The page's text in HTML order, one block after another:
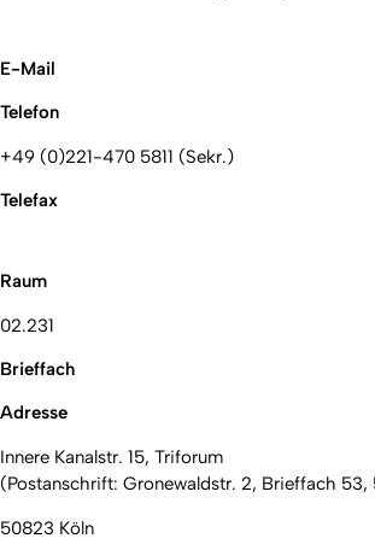
E-Mail
Telefon
+49 (0)221-470 5811 (Sekr.)
Telefax
Raum
02.231
Brieffach
Adresse
Innere Kanalstr. 15, Triforum
(Postanschrift: Gronewaldstr. 2, Brieffach 53,
50823 Köln